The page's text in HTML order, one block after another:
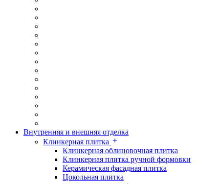
Внутренняя и внешняя отделка
Клинкерная плитка
Клинкерная облицовочная плитка
Клинкерная плитка ручной формовки
Керамическая фасадная плитка
Цокольная плитка